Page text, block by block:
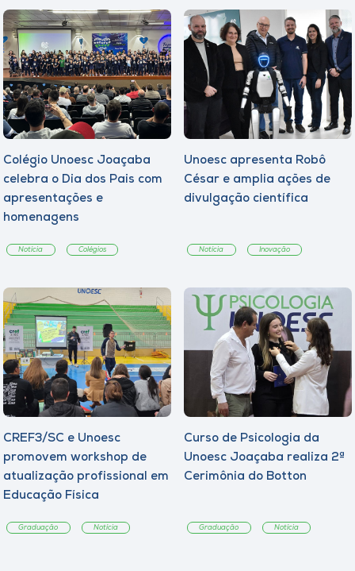
Colégio Unoesc Joaçaba
celebra o Dia dos Pais com
apresentações e
homenagens
Notícia Colégios
Unoesc apresenta Robô
César e amplia ações de
divulgação científica
Notícia Inovação
CREF3/SC e Unoesc
promovem workshop de
atualização profissional em
Educação Física
Graduação Notícia
Curso de Psicologia da
Unoesc Joaçaba realiza 2ª
Cerimônia do Botton
Graduação Notícia